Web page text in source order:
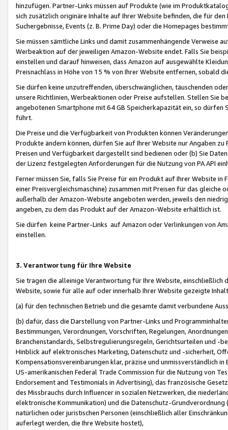
hinzufügen. Partner-Links müssen auf Produkte (wie im
sich zusätzlich originäre Inhalte auf Ihrer Website befinden, die für
Suchergebnisse, Events (z. B. Prime Day) oder die Homepages
Sie müssen sämtliche Links und damit zusammenhängende
Werbeaktion auf der jeweiligen Amazon-Website endet. Falls Sie
einstellen und darauf hinweisen, dass Amazon auf ausgewählte
Preisnachlass in Höhe von 15 % von Ihrer Website entfernen, sobald
Sie dürfen keine unzutreffenden, überschwänglichen, täuschenden
unsere Richtlinien, Werbeaktionen oder Preise aufstellen. Stellen Sie
angebotenen Smartphone mit 64 GB Speicherkapazität ein, so dürfen
führt.
Die Preise und die Verfügbarkeit von Produkten können
Produkte ändern können, dürfen Sie auf Ihrer Website nur Angaben
Preisen und Verfügbarkeit dargestellt sind bedienen oder (b) Sie
der Lizenz festgelegten Anforderungen für die Nutzung von PA API
Ferner müssen Sie, falls Sie Preise für ein Produkt auf Ihrer Website
einer Preisvergleichsmaschine) zusammen mit Preisen für das
außerhalb der Amazon-Website angeboten werden, jeweils den
angeben, zu dem das Produkt auf der Amazon-Website erhältlich ist.
Sie dürfen keine Partner-Links auf Amazon oder Verlinkungen von
einstellen.
3. Verantwortung für Ihre Website
Sie tragen die alleinige Verantwortung für Ihre Website,
Website, sowie für alle auf oder innerhalb Ihrer Website gezeigte
(a) für den technischen Betrieb und die gesamte damit verbundene
(b) dafür, dass die Darstellung von Partner-Links und
Bestimmungen, Verordnungen, Vorschriften, Regelungen,
Branchenstandards, Selbstregulierungsregeln, Gerichtsurteilen und -
Hinblick auf elektronisches Marketing, Datenschutz und -sicherheit,
Kompensationsvereinbarungen klar, präzise und unmissverständlich
US-amerikanischen Federal Trade Commission für die Nutzung von
Endorsement and Testimonials in Advertising), das französische
des Missbrauchs durch Influencer in sozialen Netzwerken, die
elektronische Kommunikation) und die Datenschutz-
natürlichen oder juristischen Personen (einschließlich aller
auferlegt werden, die Ihre Website hostet),